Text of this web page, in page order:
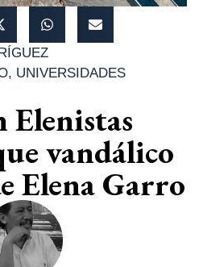
, UNIVERSIDADES
vandálico
Elena Garro